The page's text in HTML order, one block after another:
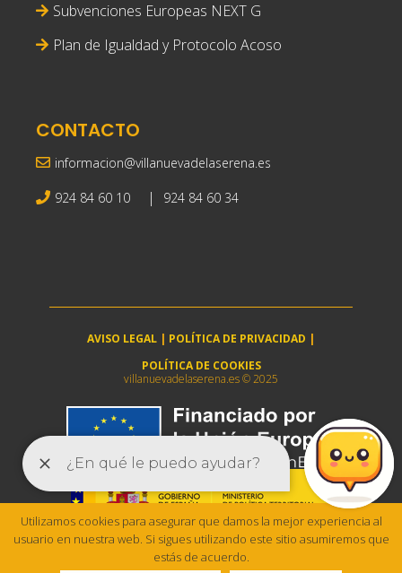
Subvenciones Europeas NEXT G
Plan de Igualdad y Protocolo Acoso
CONTACTO
informacion@villanuevadelaserena.es
924 84 60 10 | 924 84 60 34
AVISO LEGAL | POLÍTICA DE PRIVACIDAD |
POLÍTICA DE COOKIES
villanuevadelaserena.es © 2025
Utilizamos cookies para asegurar que damos la mejor experiencia al
usuario en nuestra web. Si sigues utilizando este sitio asumiremos que
estás de acuerdo.